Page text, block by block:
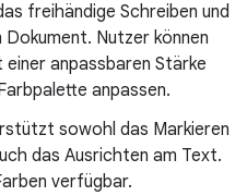
freihändige Schreiben und
Dokument. Nutzer können
anpassbaren Stärke
anpassen.
sowohl das Markieren
das Ausrichten am Text.
verfügbar.